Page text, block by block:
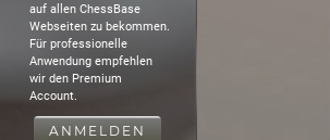
auf allen ChessBase
Webseiten zu bekommen.
Für professionelle
Anwendung empfehlen
wir den Premium
Account.
ANMELDEN